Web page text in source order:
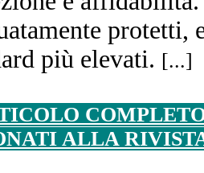
protetti,
più elevati. [...]
ALLA